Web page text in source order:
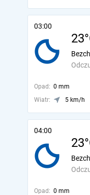
03:00
Opad: 0 mm
Wiatr:
5 km/h
04:00
Opad: 0 mm